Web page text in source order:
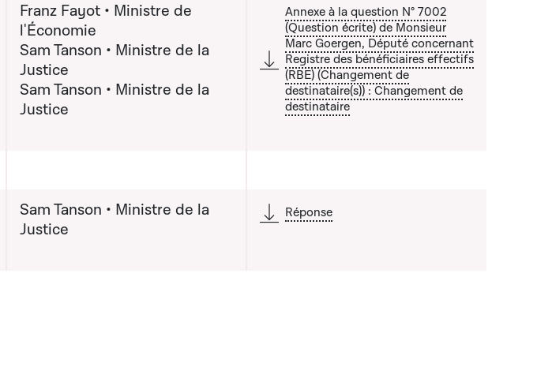
ou cacher tous les éléments de la liste qui précède
Franz Fayot • Ministre de
l'Économie
Sam Tanson • Ministre de la
Justice
Sam Tanson • Ministre de la
Justice
Annexe à la question N° 7002
(Question écrite) de Monsieur
Marc Goergen, Député concernant
Registre des bénéficiaires effectifs
(RBE) (Changement de
destinataire(s)) : Changement de
destinataire
Sam Tanson • Ministre de la
Justice
Réponse